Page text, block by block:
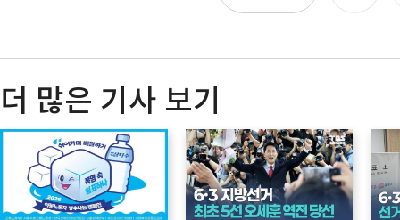
더 많은 기사 보기